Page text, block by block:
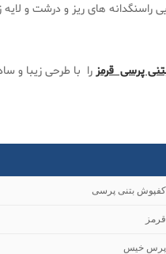
راسنگدانه های ریز و درشت و
پرسی قرمزرا با طرحی زیبا و
کفپوش بتنی پرسی
قرمز
پرس خیس